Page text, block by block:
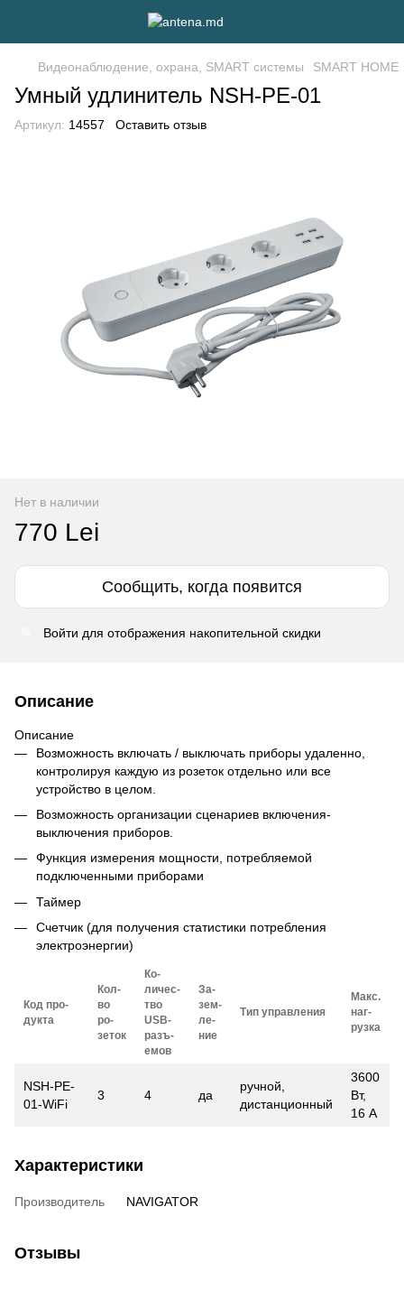
Видеонаблюдение, охрана, SMART системы SMART HOME
Умный удлинитель NSH-PE-01
Артикул: 14557 Оставить отзыв
Нет в наличии
770 Lei
Сообщить, когда появится
Войти для отображения накопительной скидки
Описание
Описание
Возможность включать / выключать приборы удаленно,
контролируя каждую из розеток отдельно или все
устройство в целом.
Возможность организации сценариев включения-
выключения приборов.
Функция измерения мощности, потребляемой
подключенными приборами
Таймер
Счетчик (для получения статистики потребления
электроэнергии)
Код про­
дук­та
Кол-
во
ро­
зеток
Ко­
личес­
тво
USB-
разъ­
емов
За­
зем­
ле­
ние
Тип уп­равле­ния
Макс.
наг­
рузка
NSH-PE-
01-WiFi
3 4 да
ручной,
дистанционный
3600
Вт,
16 А
Характеристики
Производитель NAVIGATOR
Отзывы